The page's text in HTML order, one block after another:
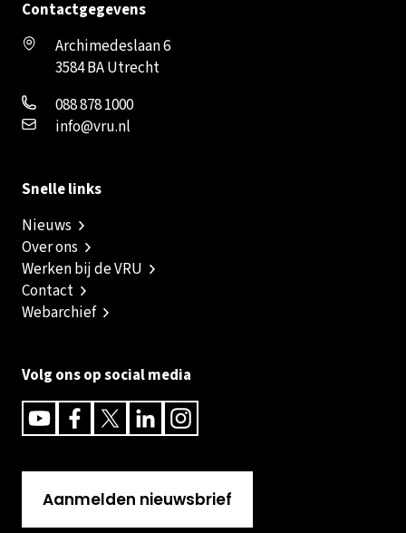
Contactgegevens
Archimedeslaan 6
3584 BA Utrecht
088 878 1000
info@vru.nl
Snelle links
Nieuws
Over ons
Werken bij de VRU
Contact
Webarchief
Volg ons op social media
YoutubeFacebookTwitterLinkedinInstagram
Aanmelden nieuwsbrief